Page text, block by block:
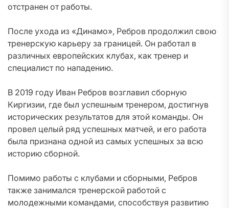
отстранен от работы.
После ухода из «Динамо», Ребров продолжил свою
тренерскую карьеру за границей. Он работал в
различных европейских клубах, как тренер и
специалист по нападению.
В 2019 году Иван Ребров возглавил сборную
Киргизии, где был успешным тренером, достигнув
исторических результатов для этой команды. Он
провел целый ряд успешных матчей, и его работа
была признана одной из самых успешных за всю
историю сборной.
Помимо работы с клубами и сборными, Ребров
также занимался тренерской работой с
молодежными командами, способствуя развитию